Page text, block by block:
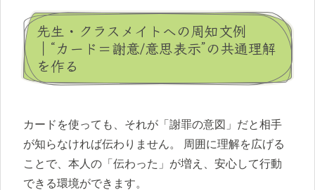
先生・クラスメイトへの周知文例
｜“カード＝謝意/意思表示”の共通理解
を作る
カードを使っても、それが「謝罪の意図」だと相手
が知らなければ伝わりません。 周囲に理解を広げる
ことで、本人の「伝わった」が増え、安心して行動
できる環境ができます。